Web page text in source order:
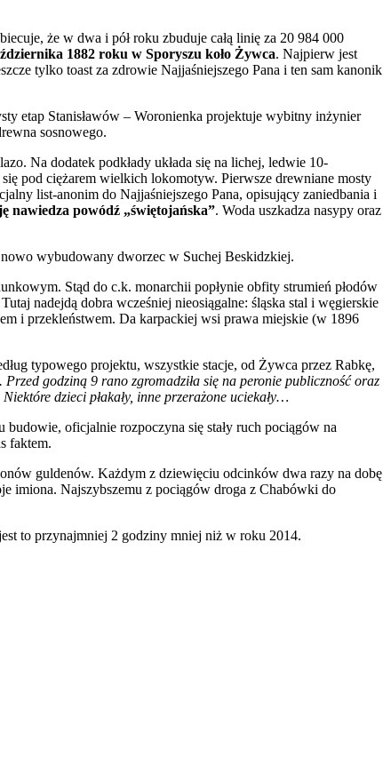
że w dwa i pół roku zbuduje całą linię za 20 984 000
1882 roku w Sporyszu koło Żywca. Najpierw jest
tylko toast za zdrowie Najjaśniejszego Pana i ten sam kanonik
etap Stanisławów – Woronienka projektuje wybitny inżynier
sosnowego.
Na dodatek podkłady układa się na lichej, ledwie 10-
pod ciężarem wielkich lokomotyw. Pierwsze drewniane mosty
list-anonim do Najjaśniejszego Pana, opisujący zaniedbania i
nawiedza powódź „świętojańska”. Woda uszkadza nasypy oraz
wybudowany dworzec w Suchej Beskidzkiej.
Stąd do c.k. monarchii popłynie obfity strumień płodów
nadejdą dobra wcześniej nieosiągalne: śląska stal i węgierskie
i przekleństwem. Da karpackiej wsi prawa miejskie (w 1896
typowego projektu, wszystkie stacje, od Żywca przez Rabkę,
godziną 9 rano zgromadziła się na peronie publiczność oraz
dzieci płakały, inne przerażone uciekały…
budowie, oficjalnie rozpoczyna się stały ruch pociągów na
faktem.
guldenów. Każdym z dziewięciu odcinków dwa razy na dobę
imiona. Najszybszemu z pociągów droga z Chabówki do
to przynajmniej 2 godziny mniej niż w roku 2014.